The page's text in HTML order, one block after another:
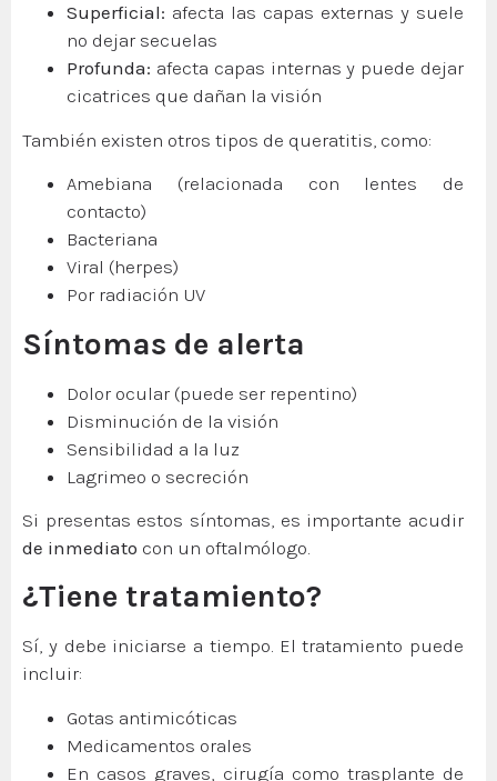
Superficial: afecta las capas externas y suele
no dejar secuelas
Profunda: afecta capas internas y puede dejar
cicatrices que dañan la visión
También existen otros tipos de queratitis, como:
Amebiana (relacionada con lentes de
contacto)
Bacteriana
Viral (herpes)
Por radiación UV
Síntomas de alerta
Dolor ocular (puede ser repentino)
Disminución de la visión
Sensibilidad a la luz
Lagrimeo o secreción
Si presentas estos síntomas, es importante acudir
de inmediato con un oftalmólogo.
¿Tiene tratamiento?
Sí, y debe iniciarse a tiempo. El tratamiento puede
incluir:
Gotas antimicóticas
Medicamentos orales
En casos graves, cirugía como trasplante de